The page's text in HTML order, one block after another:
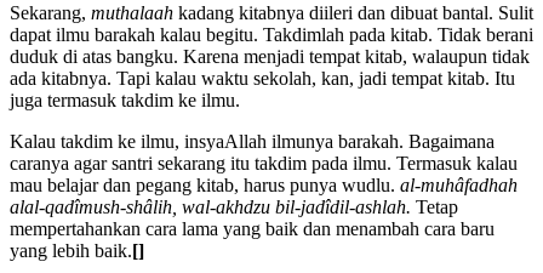
Sekarang, muthalaah kadang kitabnya diileri dan dibuat bantal. Sulit
dapat ilmu barakah kalau begitu. Takdimlah pada kitab. Tidak berani
duduk di atas bangku. Karena menjadi tempat kitab, walaupun tidak
ada kitabnya. Tapi kalau waktu sekolah, kan, jadi tempat kitab. Itu
juga termasuk takdim ke ilmu.
Kalau takdim ke ilmu, insyaAllah ilmunya barakah. Bagaimana
caranya agar santri sekarang itu takdim pada ilmu. Termasuk kalau
mau belajar dan pegang kitab, harus punya wudlu. al-muhâfadhah
alal-qadîmush-shâlih, wal-akhdzu bil-jadîdil-ashlah. Tetap
mempertahankan cara lama yang baik dan menambah cara baru
yang lebih baik.[]